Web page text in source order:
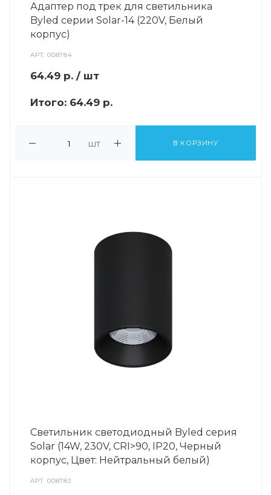
Адаптер под трек для светильника
Byled серии Solar-14 (220V, Белый
корпус)
АРТ.008784
64.49 р. / шт
Итого: 64.49 р.
шт В КОРЗИНУ
Светильник светодиодный Byled серия
Solar (14W, 230V, CRI>90, IP20, Черный
корпус, Цвет: Нейтральный белый)
АРТ.008783